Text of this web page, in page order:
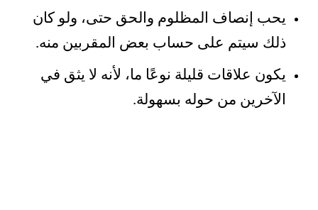
يحب إنصاف المظلوم والحق حتى، ولو كان
ذلك سيتم على حساب بعض المقربين منه.
يكون علاقات قليلة نوعًا ما، لأنه لا يثق في
الآخرين من حوله بسهولة.